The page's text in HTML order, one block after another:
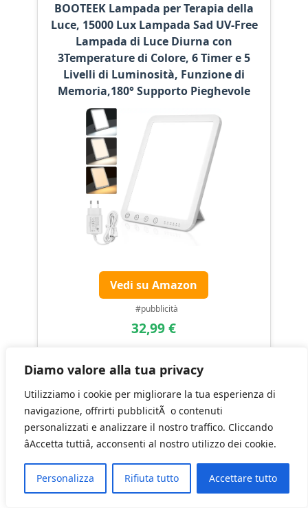
Diamo valore alla tua privacy
Utilizziamo i cookie per migliorare la tua esperienza di
navigazione, offrirti pubblicitÃ o contenuti
personalizzati e analizzare il nostro traffico. Cliccando
âAccetta tuttiâ, acconsenti al nostro utilizzo dei cookie.
Personalizza Rifiuta tutto Accettare tutto
BOOTEEK Lampada per Terapia della
Luce, 15000 Lux Lampada Sad UV-Free
Lampada di Luce Diurna con
3Temperature di Colore, 6 Timer e 5
Livelli di Luminosità, Funzione di
Memoria,180° Supporto Pieghevole
Vedi su Amazon
#pubblicità
32,99 €
Bravmate Luce diurna 10000 Lux, luce
diurna con supporto regolabile a 45°,
controllo touch, lampada solare
senza raggi UV con 3 temperature di
colore, luce diurna per il posto di
lavoro o la casa